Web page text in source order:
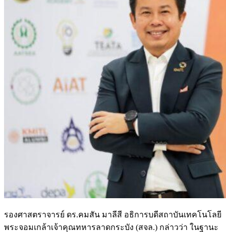
รองศาสตราจารย์ ดร.คมสัน มาลีสี อธิการบดีสถาบันเทคโนโลยี
พระจอมเกล้าเจ้าคุณทหารลาดกระบัง (สจล.) กล่าวว่า ในฐานะ